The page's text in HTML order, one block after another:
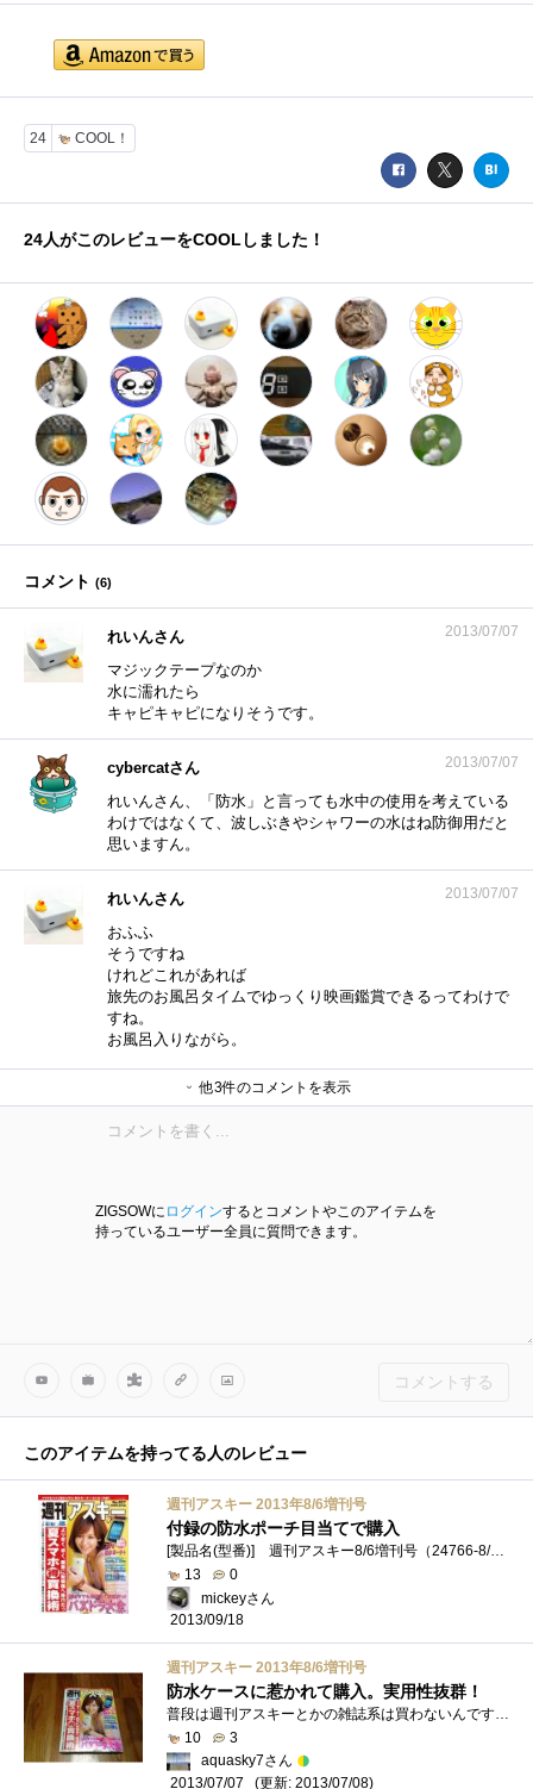
24 COOL！
24人がこのレビューをCOOLしました！
コメント (6)
れいんさん 2013/07/07
マジックテープなのか
水に濡れたら
キャピキャピになりそうです。
cybercatさん 2013/07/07
れいんさん、「防水」と言っても水中の使用を考えている
わけではなくて、波しぶきやシャワーの水はね防御用だと
思いますん。
れいんさん 2013/07/07
おふふ
そうですね
けれどこれがあれば
旅先のお風呂タイムでゆっくり映画鑑賞できるってわけで
すね。
お風呂入りながら。
cybercatさん
いぐなっちさん他3件のコメントを表示
ZIGSOWに ログインするとコメントやこのアイテムを
持っているユーザー全員に質問できます。
コメントする
このアイテムを持ってる人のレビュー
週刊アスキー 2013年8/6増刊号
付録の防水ポーチ目当てで購入
[製品名(型番)] 週刊アスキー8/6増刊号（24766-8/6）[購入経緯] 付録の防水ポーチ目当てで購入。[内容] 週刊アスキー8/6増刊号(7月1日発売)になり�...
13
0
mickeyさん
2013/09/18
週刊アスキー 2013年8/6増刊号
防水ケースに惹かれて購入。実用性抜群！
普段は週刊アスキーとかの雑誌系は買わないんですが、「防水ケース」が付録についてるみたいで、しかも490円という安さだったのでコンビニに�...
10
3
aquasky7さん
2013/07/07
(更新: 2013/07/08)